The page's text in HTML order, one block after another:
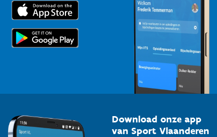
Trainers en begeleiders
Topsporters
Voor de pers
Download onze app
van Sport Vlaanderen